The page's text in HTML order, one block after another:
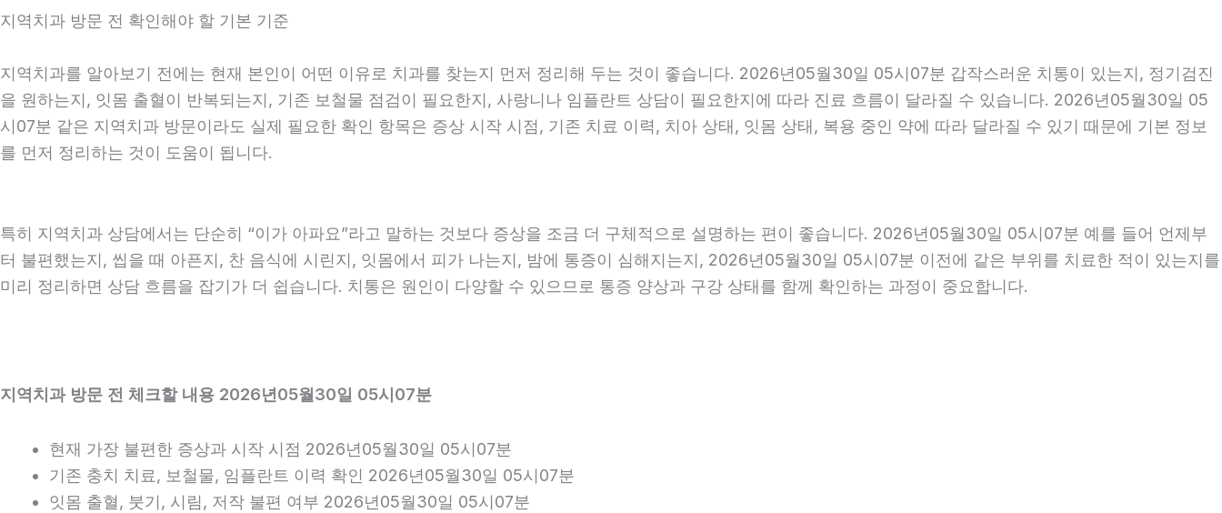
지역치과 방문 전 확인해야 할 기본 기준
지역치과를 알아보기 전에는 현재 본인이 어떤 이유로 치과를 찾는지 먼저 정리해 두는 것이 좋습니다. 2026년05월30일 05시07분 갑작스러운 치통이 있는지, 정기검진
을 원하는지, 잇몸 출혈이 반복되는지, 기존 보철물 점검이 필요한지, 사랑니나 임플란트 상담이 필요한지에 따라 진료 흐름이 달라질 수 있습니다. 2026년05월30일 05
시07분 같은 지역치과 방문이라도 실제 필요한 확인 항목은 증상 시작 시점, 기존 치료 이력, 치아 상태, 잇몸 상태, 복용 중인 약에 따라 달라질 수 있기 때문에 기본 정보
를 먼저 정리하는 것이 도움이 됩니다.
특히 지역치과 상담에서는 단순히 “이가 아파요”라고 말하는 것보다 증상을 조금 더 구체적으로 설명하는 편이 좋습니다. 2026년05월30일 05시07분 예를 들어 언제부
터 불편했는지, 씹을 때 아픈지, 찬 음식에 시린지, 잇몸에서 피가 나는지, 밤에 통증이 심해지는지, 2026년05월30일 05시07분 이전에 같은 부위를 치료한 적이 있는지를
미리 정리하면 상담 흐름을 잡기가 더 쉽습니다. 치통은 원인이 다양할 수 있으므로 통증 양상과 구강 상태를 함께 확인하는 과정이 중요합니다.
지역치과 방문 전 체크할 내용 2026년05월30일 05시07분
현재 가장 불편한 증상과 시작 시점 2026년05월30일 05시07분
기존 충치 치료, 보철물, 임플란트 이력 확인 2026년05월30일 05시07분
잇몸 출혈, 붓기, 시림, 저작 불편 여부 2026년05월30일 05시07분